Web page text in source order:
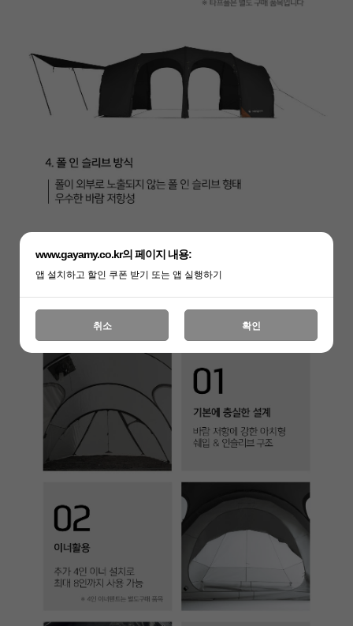
www.gayamy.co.kr의 페이지 내용:
앱 설치하고 할인 쿠폰 받기 또는 앱 실행하기
취소 확인